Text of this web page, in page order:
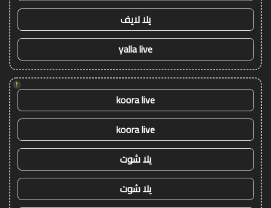
يلا لايف
yalla live
!
koora live
koora live
يلا شوت
يلا شوت